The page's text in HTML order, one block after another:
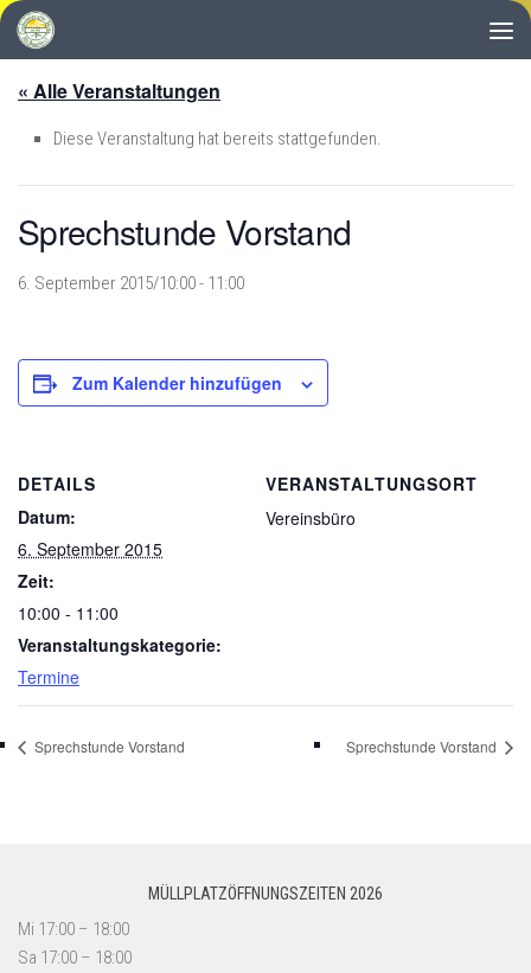
Zum Inhalt springen
« Alle Veranstaltungen
Diese Veranstaltung hat bereits stattgefunden.
Sprechstunde Vorstand
6. September 2015/10:00- 11:00
Zum Kalender hinzufügen
DETAILS
Datum:
6. September 2015
Zeit:
10:00 - 11:00
Veranstaltungskategorie:
Termine
VERANSTALTUNGSORT
Vereinsbüro
Sprechstunde Vorstand Sprechstunde Vorstand
MÜLLPLATZÖFFNUNGSZEITEN 2026
Mi 17:00 – 18:00
Sa 17:00 – 18:00